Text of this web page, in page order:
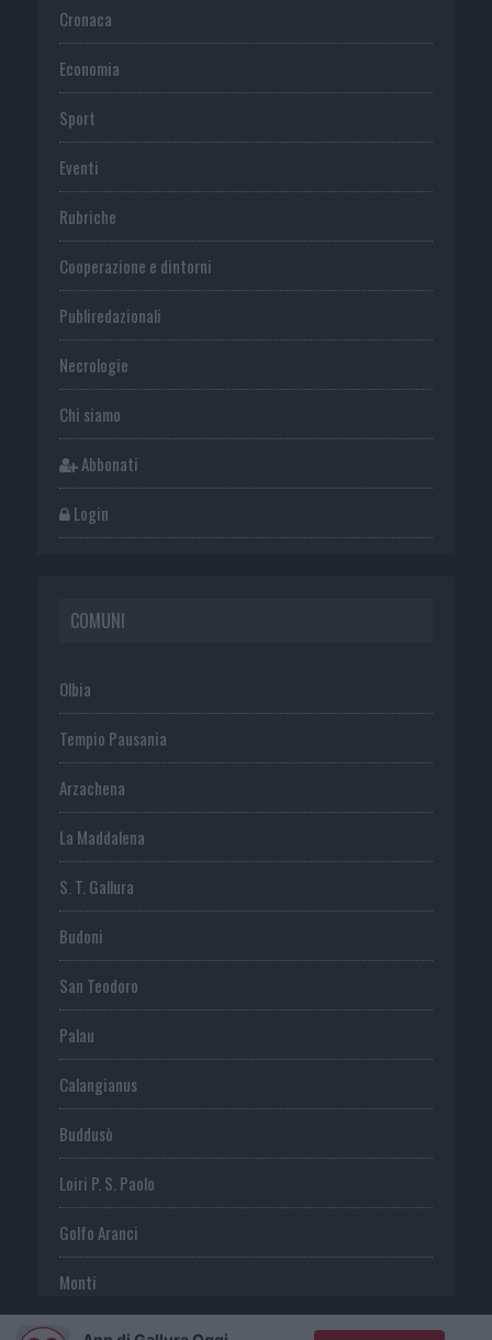
Cronaca
Economia
Sport
Eventi
Rubriche
Cooperazione e dintorni
Publiredazionali
Necrologie
Chi siamo
Abbonati
Login
COMUNI
Olbia
Tempio Pausania
Arzachena
La Maddalena
S. T. Gallura
Budoni
San Teodoro
Palau
Calangianus
Buddusò
Loiri P. S. Paolo
Golfo Aranci
Monti
Telti